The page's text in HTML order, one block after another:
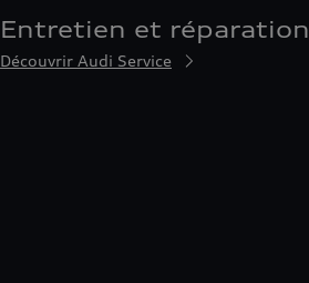
Entretien et réparation
Découvrir Audi Service